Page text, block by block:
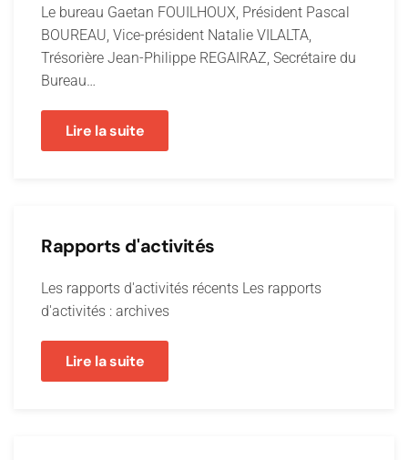
Le bureau Gaetan FOUILHOUX, Président Pascal
BOUREAU, Vice-président Natalie VILALTA,
Trésorière Jean-Philippe REGAIRAZ, Secrétaire du
Bureau…
Lire la suite
Rapports d'activités
Les rapports d'activités récents Les rapports
d'activités : archives
Lire la suite